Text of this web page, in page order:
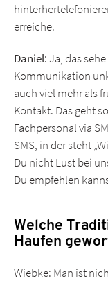
erreiche.
Daniel: Ja, das
Kommunikation
auch viel mehr als
Kontakt. Das geht
Fachpersonal via
SMS, in der steht
Du nicht Lust bei
Du empfehlen
Welche
Haufen
Wiebke: Man ist